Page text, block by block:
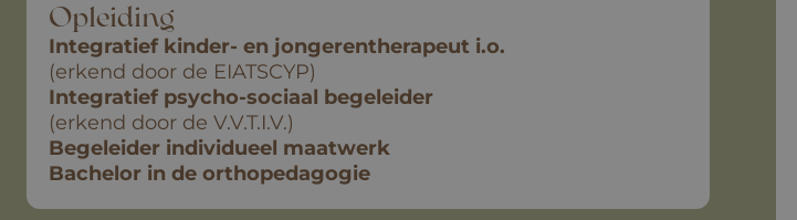
Opleiding
Integratief kinder- en jongerentherapeut i.o.
(erkend door de EIATSCYP)
Integratief psycho-sociaal begeleider
(erkend door de V.V.T.I.V.)
Begeleider individueel maatwerk
Bachelor in de orthopedagogie